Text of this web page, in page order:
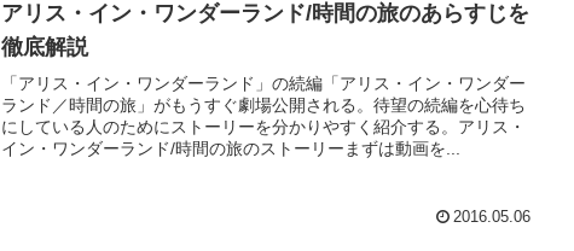
アリス・イン・ワンダーランド/時間の旅のあらすじを
徹底解説
「アリス・イン・ワンダーランド」の続編「アリス・イン・ワンダー
ランド／時間の旅」がもうすぐ劇場公開される。待望の続編を心待ち
にしている人のためにストーリーを分かりやすく紹介する。アリス・
イン・ワンダーランド/時間の旅のストーリーまずは動画を...
2016.05.06